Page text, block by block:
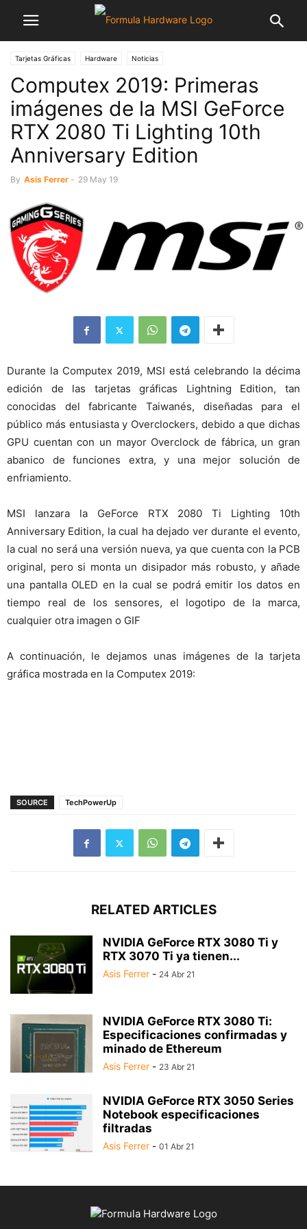
Tarjetas Gráficas Hardware Noticias
Computex 2019: Primeras
imágenes de la MSI GeForce
RTX 2080 Ti Lighting 10th
Anniversary Edition
By Asis Ferrer - 29 May 19
Durante la Computex 2019, MSI está celebrando la décima
edición de las tarjetas gráficas Lightning Edition, tan
conocidas del fabricante Taiwanés, diseñadas para el
público más entusiasta y Overclockers, debido a que dichas
GPU cuentan con un mayor Overclock de fábrica, un gran
abanico de funciones extra, y una mejor solución de
enfriamiento.
MSI lanzara la GeForce RTX 2080 Ti Lighting 10th
Anniversary Edition, la cual ha dejado ver durante el evento,
la cual no será una versión nueva, ya que cuenta con la PCB
original, pero si monta un disipador más robusto, y añade
una pantalla OLED en la cual se podrá emitir los datos en
tiempo real de los sensores, el logotipo de la marca,
cualquier otra imagen o GIF
A continuación, le dejamos unas imágenes de la tarjeta
gráfica mostrada en la Computex 2019:
SOURCE TechPowerUp
RELATED ARTICLES
NVIDIA GeForce RTX 3080 Ti y
RTX 3070 Ti ya tienen...
Asis Ferrer - 24 Abr 21
NVIDIA GeForce RTX 3080 Ti:
Especificaciones confirmadas y
minado de Ethereum
Asis Ferrer - 23 Abr 21
NVIDIA GeForce RTX 3050 Series
Notebook especificaciones
filtradas
Asis Ferrer - 01 Abr 21